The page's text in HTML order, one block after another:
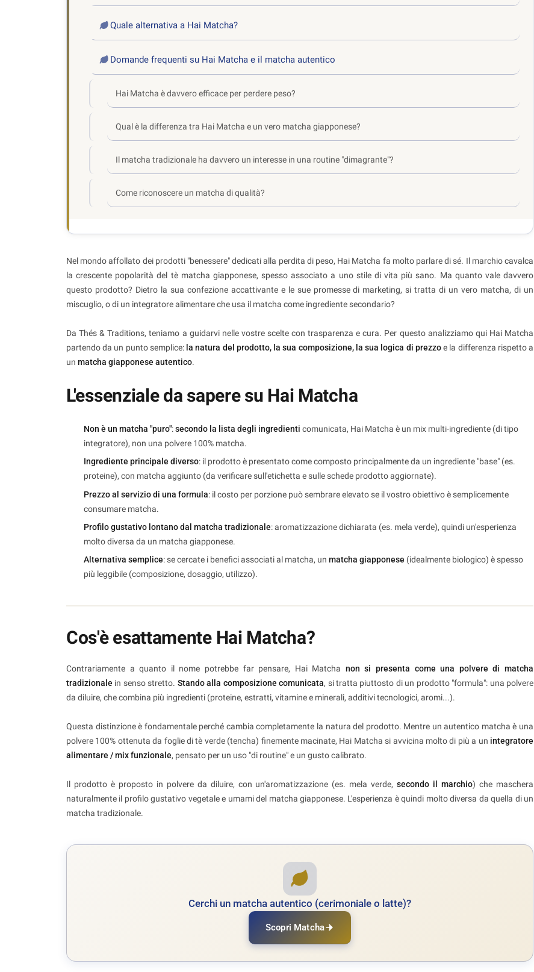
Quale alternativa a Hai Matcha?
Domande frequenti su Hai Matcha e il matcha autentico
Hai Matcha è davvero efficace per perdere peso?
Qual è la differenza tra Hai Matcha e un vero matcha giapponese?
Il matcha tradizionale ha davvero un interesse in una routine "dimagrante"?
Come riconoscere un matcha di qualità?
Nel mondo affollato dei prodotti "benessere" dedicati alla perdita di peso, Hai Matcha fa molto parlare di sé. Il marchio cavalca
la crescente popolarità del tè matcha giapponese, spesso associato a uno stile di vita più sano. Ma quanto vale davvero
questo prodotto? Dietro la sua confezione accattivante e le sue promesse di marketing, si tratta di un vero matcha, di un
miscuglio, o di un integratore alimentare che usa il matcha come ingrediente secondario?
Da Thés & Traditions, teniamo a guidarvi nelle vostre scelte con trasparenza e cura. Per questo analizziamo qui Hai Matcha
partendo da un punto semplice: la natura del prodotto, la sua composizione, la sua logica di prezzoe la differenza rispetto a
un matcha giapponese autentico.
L'essenziale da sapere su Hai Matcha
Non è un matcha "puro":secondo la lista degli ingredienti comunicata, Hai Matcha è un mix multi-ingrediente (di tipo
integratore), non una polvere 100% matcha.
Ingrediente principale diverso: il prodotto è presentato come composto principalmente da un ingrediente "base" (es.
proteine), con matcha aggiunto (da verificare sull'etichetta e sulle schede prodotto aggiornate).
Prezzo al servizio di una formula: il costo per porzione può sembrare elevato se il vostro obiettivo è semplicemente
consumare matcha.
Profilo gustativo lontano dal matcha tradizionale: aromatizzazione dichiarata (es. mela verde), quindi un'esperienza
molto diversa da un matcha giapponese.
Alternativa semplice: se cercate i benefici associati al matcha, un matcha giapponese (idealmente biologico) è spesso
più leggibile (composizione, dosaggio, utilizzo).
Cos'è esattamente Hai Matcha?
Contrariamente a quanto il nome potrebbe far pensare, Hai Matcha non si presenta come una polvere di matcha
tradizionale in senso stretto. Stando alla composizione comunicata, si tratta piuttosto di un prodotto "formula": una polvere
da diluire, che combina più ingredienti (proteine, estratti, vitamine e minerali, additivi tecnologici, aromi...).
Questa distinzione è fondamentale perché cambia completamente la natura del prodotto. Mentre un autentico matcha è una
polvere 100% ottenuta da foglie di tè verde (tencha) finemente macinate, Hai Matcha si avvicina molto di più a un integratore
alimentare / mix funzionale, pensato per un uso "di routine" e un gusto calibrato.
Il prodotto è proposto in polvere da diluire, con un'aromatizzazione (es. mela verde,secondo il marchio) che maschera
naturalmente il profilo gustativo vegetale e umami del matcha giapponese. L'esperienza è quindi molto diversa da quella di un
matcha tradizionale.
Cerchi un matcha autentico (cerimoniale o latte)?
Scopri Matcha